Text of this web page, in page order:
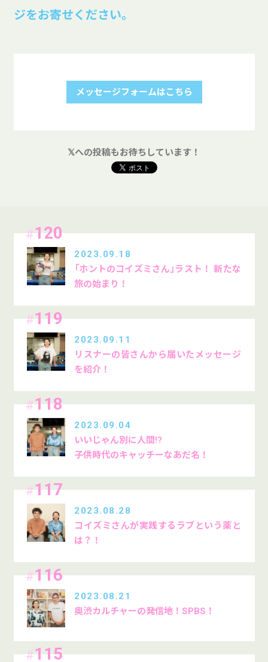
ジをお寄せください。
メッセージフォームはこちら
𝕏への投稿もお待ちしています！
#120
2023.09.18
「ホントのコイズミさん」ラスト！ 新たな
旅の始まり！
#119
2023.09.11
リスナーの皆さんから届いたメッセージ
を紹介！
#118
2023.09.04
いいじゃん別に人間!?
子供時代のキャッチーなあだ名！
#117
2023.08.28
コイズミさんが実践するラブという薬と
は？！
#116
2023.08.21
奥渋カルチャーの発信地！SPBS！
#115